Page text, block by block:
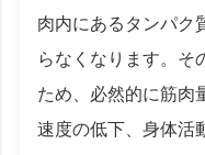
肉内にあるタンパク
らなくなります。そ
ため、必然的に筋肉
速度の低下、身体活